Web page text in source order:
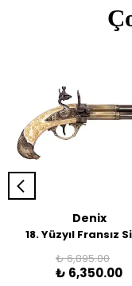
Denix
18. Yüzyıl Fransız
₺ 6,895.00
₺ 6,350.00